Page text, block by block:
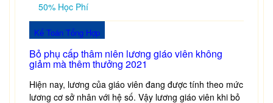
50% Học Phí
Kế Toán Tổng Hợp
Bỏ phụ cấp thâm niên lương giáo viên không
giảm mà thêm thưởng 2021
Hiện nay, lương của giáo viên đang được tính theo mức
lương cơ sở nhân với hệ số. Vậy lương giáo viên khi bỏ